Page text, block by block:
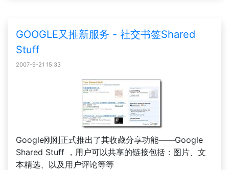
GOOGLE又推新服务 - 社交书签Shared
Stuff
2007-9-21 15:33
Google刚刚正式推出了其收藏分享功能——Google
Shared Stuff ，用户可以共享的链接包括：图片、文
本精选、以及用户评论等等